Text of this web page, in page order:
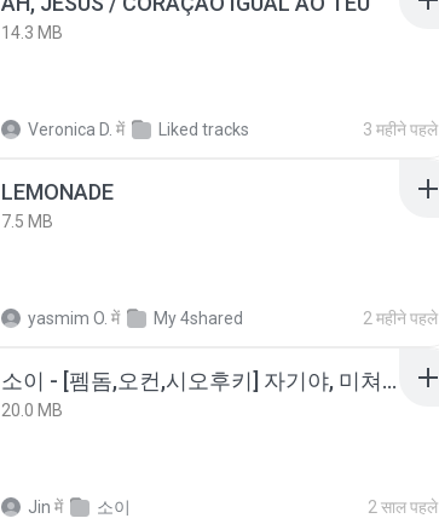
14.3 MB
Veronica D. में Liked tracks 3 महीने पहले
LEMONADE
7.5 MB
yasmim O. में My 4shared 2 महीने पहले
소이 - [펨돔,오컨,시오후키] 자기야, 미쳐볼래 #남성향 #ASMR #펨돔 #여공남수 #19금.mp3
20.0 MB
Jin में 소이 2 साल पहले